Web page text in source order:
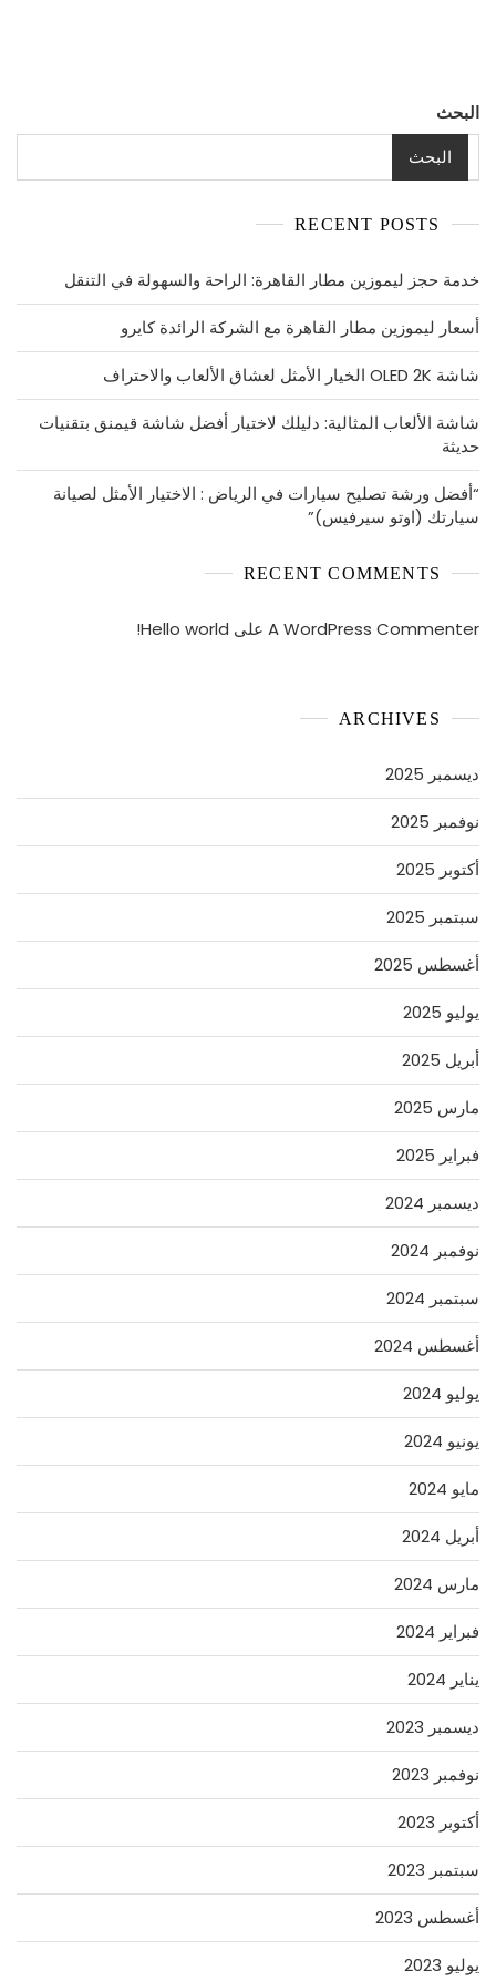
البحث
البحث
RECENT POSTS
خدمة حجز ليموزين مطار القاهرة: الراحة والسهولة في التنقل
أسعار ليموزين مطار القاهرة مع الشركة الرائدة كايرو
شاشة OLED 2K الخيار الأمثل لعشاق الألعاب والاحتراف
شاشة الألعاب المثالية: دليلك لاختيار أفضل شاشة قيمنق بتقنيات
حديثة
“أفضل ورشة تصليح سيارات في الرياض : الاختيار الأمثل لصيانة
سيارتك (اوتو سيرفيس)”
RECENT COMMENTS
A WordPress Commenter على Hello world!
ARCHIVES
ديسمبر 2025
نوفمبر 2025
أكتوبر 2025
سبتمبر 2025
أغسطس 2025
يوليو 2025
أبريل 2025
مارس 2025
فبراير 2025
ديسمبر 2024
نوفمبر 2024
سبتمبر 2024
أغسطس 2024
يوليو 2024
يونيو 2024
مايو 2024
أبريل 2024
مارس 2024
فبراير 2024
يناير 2024
ديسمبر 2023
نوفمبر 2023
أكتوبر 2023
سبتمبر 2023
أغسطس 2023
يوليو 2023